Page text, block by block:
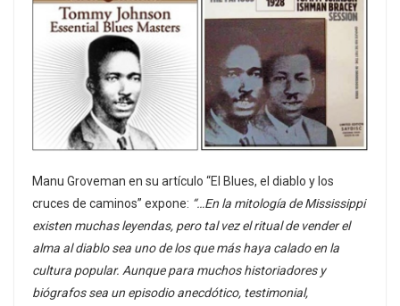
Manu Groveman en su artículo “El Blues, el diablo y los
cruces de caminos” expone: “…En la mitología de Mississippi
existen muchas leyendas, pero tal vez el ritual de vender el
alma al diablo sea uno de los que más haya calado en la
cultura popular. Aunque para muchos historiadores y
biógrafos sea un episodio anecdótico, testimonial,